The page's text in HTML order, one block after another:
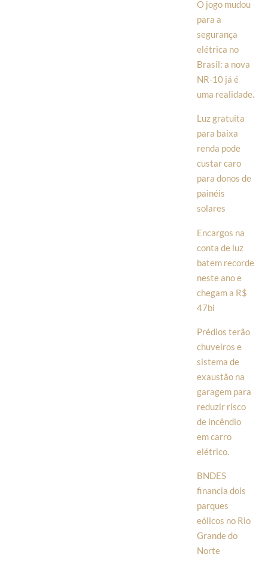
O jogo mudou
para a
segurança
elétrica no
Brasil: a nova
NR-10 já é
uma realidade.
Luz gratuita
para baixa
renda pode
custar caro
para donos de
painéis
solares
Encargos na
conta de luz
batem recorde
neste ano e
chegam a R$
47bi
Prédios terão
chuveiros e
sistema de
exaustão na
garagem para
reduzir risco
de incêndio
em carro
elétrico.
BNDES
financia dois
parques
eólicos no Rio
Grande do
Norte